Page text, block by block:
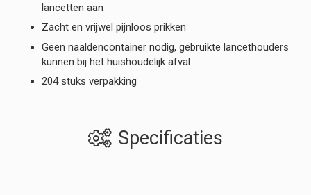
lancetten aan
Zacht en vrijwel pijnloos prikken
Geen naaldencontainer nodig, gebruikte lancethouders
kunnen bij het huishoudelijk afval
204 stuks verpakking
Specificaties